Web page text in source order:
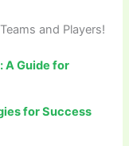
and Players!
A Guide for
for Success